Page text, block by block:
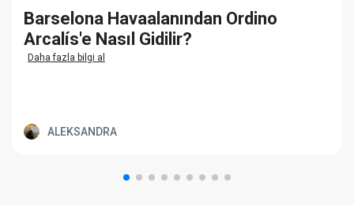
Barselona Havaalanından Ordino
Arcalís'e Nasıl Gidilir?
Daha fazla bilgi al
ALEKSANDRA